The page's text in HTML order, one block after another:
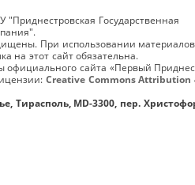
"Приднестровская Государственная
При использовании
на этот сайт обязательна.
официального сайта «Первый
Creative Commons Attribution
Тирасполь, MD-3300, пер.